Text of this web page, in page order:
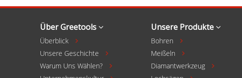
Über Greetools
Überblick 
Unsere Geschichte 
Warum Uns Wählen? 
Unsere Produkte
Bohren 
Meißeln 
Diamantwerkzeug 